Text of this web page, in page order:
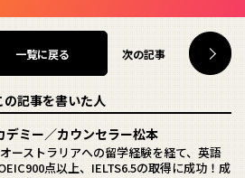
一覧に戻る 次の記事
の記事を書いた人
デミー／カウンセラー松本
ーストラリアへの留学経験を経て、英語
点以上、IELTS6.5の取得に成功！成